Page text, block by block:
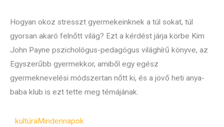
Hogyan okoz stresszt gyermekeinknek a túl sokat, túl
gyorsan akaró felnőtt világ? Ezt a kérdést járja körbe Kim
John Payne pszichológus-pedagógus világhírű könyve, az
Egyszerűbb gyermekkor, amiből egy egész
gyermeknevelési módszertan nőtt ki, és a jövő heti anya-
baba klub is ezt tette meg témájának.
kultúraMindennapok